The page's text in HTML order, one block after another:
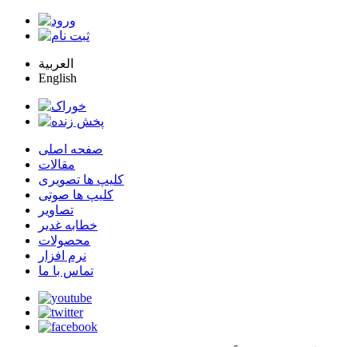
العربية
English
صفحه اصلی
مقالات
کلیپ ها تصویری
کلیپ ها صوتی
تصاویر
خطابه غدیر
محصولات
نرم افزار
تماس با ما